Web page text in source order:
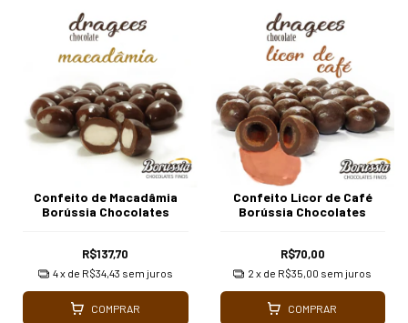
Confeito de Macadâmia
Borússia Chocolates
R$137,70
4x de R$34,43 sem juros
COMPRAR
Confeito Licor de Café
Borússia Chocolates
R$70,00
2 x de R$35,00 sem juros
COMPRAR